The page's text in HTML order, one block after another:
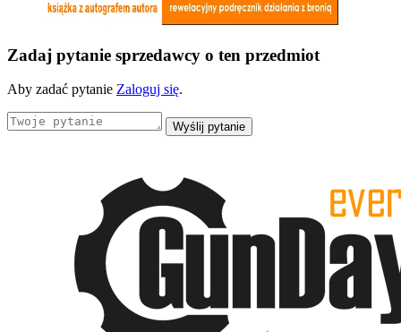
Zadaj pytanie sprzedawcy o ten przedmiot
Aby zadać pytanie Zaloguj się.
Wyślij pytanie